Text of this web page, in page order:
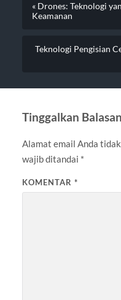
« Drones: Teknologi
Keamanan
Teknologi Pengisian
Tinggalkan Balasan
Alamat email Anda
wajib ditandai *
KOMENTAR *